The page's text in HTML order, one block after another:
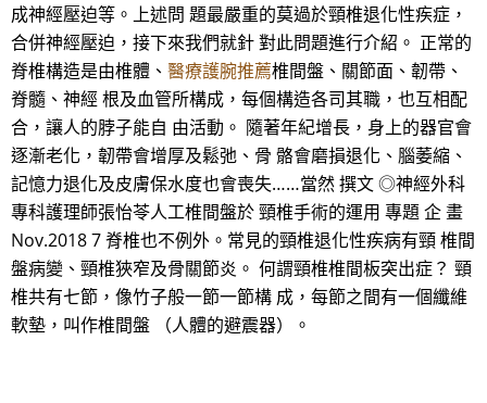
成神經壓迫等。上述問 題最嚴重的莫過於頸椎退化性疾症，
合併神經壓迫，接下來我們就針 對此問題進行介紹。 正常的
脊椎構造是由椎體、 醫療護腕推薦椎間盤、關節面、韌帶、
脊髓、神經 根及血管所構成，每個構造各司其職，也互相配
合，讓人的脖子能自 由活動。 隨著年紀增長，身上的器官會
逐漸老化，韌帶會增厚及鬆弛、骨 骼會磨損退化、腦萎縮、
記憶力退化及皮膚保水度也會喪失……當然 撰文 ◎神經外科
專科護理師張怡苓人工椎間盤於 頸椎手術的運用 專題 企 畫
Nov.2018 7 脊椎也不例外。常見的頸椎退化性疾病有頸 椎間
盤病變、頸椎狹窄及骨關節炎。 何謂頸椎椎間板突出症？ 頸
椎共有七節，像竹子般一節一節構 成，每節之間有一個纖維
軟墊，叫作椎間盤 （人體的避震器）。